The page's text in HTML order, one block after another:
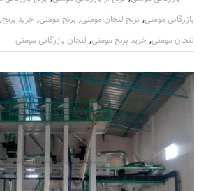
بازرگانی مومنی, برنج لنجان مومنی, برنج مومنی, خرید برنج,
لنجان مومنی, خرید برنج مومنی, لنجان بازرگانی مومنی